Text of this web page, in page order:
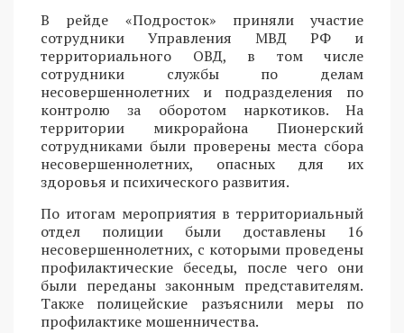
В рейде «Подросток» приняли участие
сотрудники Управления МВД РФ и
территориального ОВД, в том числе
сотрудники службы по делам
несовершеннолетних и подразделения по
контролю за оборотом наркотиков. На
территории микрорайона Пионерский
сотрудниками были проверены места сбора
несовершеннолетних, опасных для их
здоровья и психического развития.
По итогам мероприятия в территориальный
отдел полиции были доставлены 16
несовершеннолетних, с которыми проведены
профилактические беседы, после чего они
были переданы законным представителям.
Также полицейские разъяснили меры по
профилактике мошенничества.